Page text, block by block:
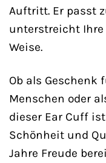
Auftritt. Er passt
unterstreicht
Weise.
Ob als Geschenk
Menschen oder
dieser Ear Cuff
Schönheit und
Jahre Freude